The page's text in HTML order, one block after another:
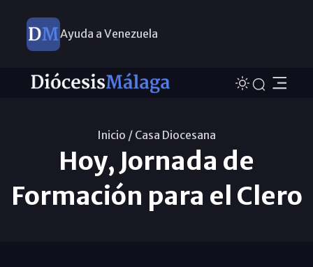
Ayuda a Venezuela
Inicio / Casa Diocesana
Hoy, Jornada de
Formación para el Clero